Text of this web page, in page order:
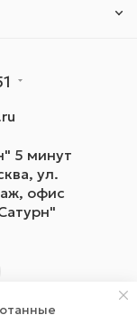
5 минут
ул.
офис